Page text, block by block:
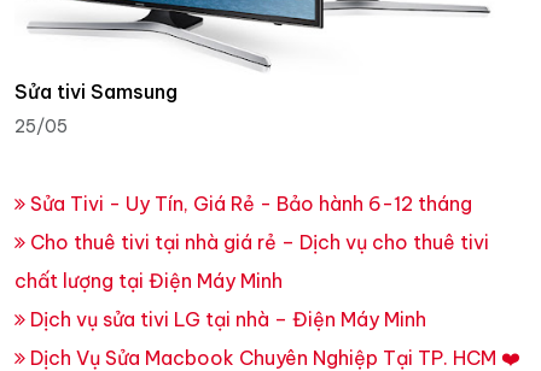
Sửa tivi Samsung
25/05
Sửa Tivi - Uy Tín, Giá Rẻ - Bảo hành 6-12 tháng
Cho thuê tivi tại nhà giá rẻ – Dịch vụ cho thuê tivi
chất lượng tại Điện Máy Minh
Dịch vụ sửa tivi LG tại nhà – Điện Máy Minh
Dịch Vụ Sửa Macbook Chuyên Nghiệp Tại TP. HCM ❤️